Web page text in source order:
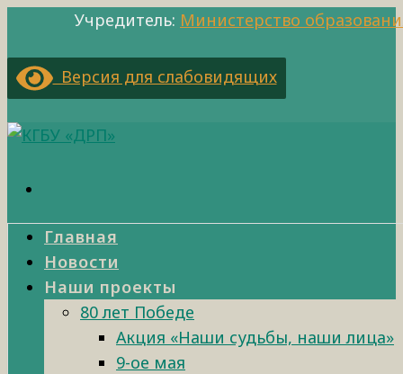
Учредитель: Министерство
Версия для слабовидящих
Главная
Новости
Наши проекты
80 лет Победе
Акция «Наши судьбы, наши лица»
9-ое мая